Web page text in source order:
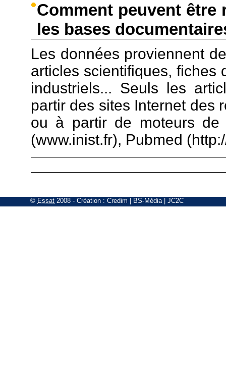
Comment peuvent
les bases
Les données proviennent
articles scientifiques, fiches
industriels... Seuls les
partir des sites Internet des
ou à partir de moteurs de
(www.inist.fr), Pubmed
© Essat 2008 - Création : Credim BS-Média| JC2C